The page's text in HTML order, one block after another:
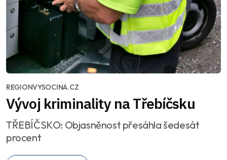
REGIONVYSOCINA.CZ
Vývoj kriminality na Třebíčsku
TŘEBÍČSKO: Objasněnost přesáhla šedesát
procent